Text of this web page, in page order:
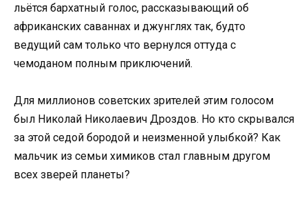
льётся бархатный голос, рассказывающий об
африканских саваннах и джунглях так, будто
ведущий сам только что вернулся оттуда с
чемоданом полным приключений.
Для миллионов советских зрителей этим голосом
был Николай Николаевич Дроздов. Но кто скрывался
за этой седой бородой и неизменной улыбкой? Как
мальчик из семьи химиков стал главным другом
всех зверей планеты?